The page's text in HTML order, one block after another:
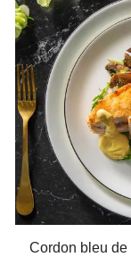
Cordon bleu